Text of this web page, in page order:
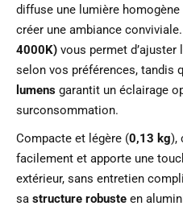
diffuse une lumière
créer une ambiance
4000K) vous permet
selon vos préférences, tandis
lumens garantit un éclairage
surconsommation.
Compacte et légère (0,13 kg),
facilement et apporte une
extérieur, sans entretien
sa structure robuste en